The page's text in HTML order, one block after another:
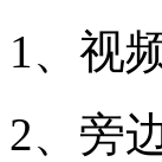
1、视
2、旁